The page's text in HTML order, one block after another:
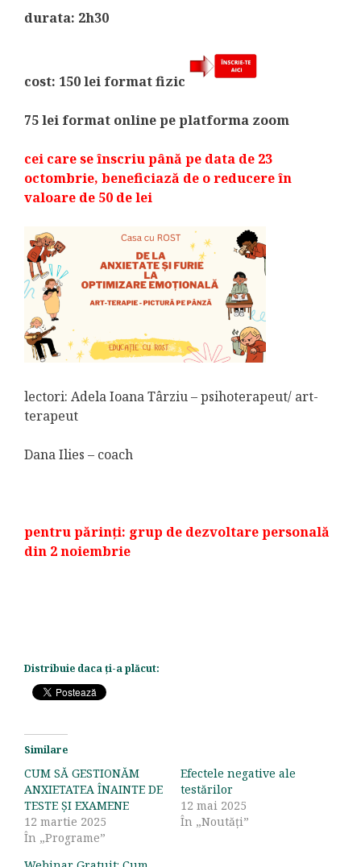
durata: 2h30
cost: 150 lei format fizic
75 lei format online pe platforma zoom
cei care se înscriu până pe data de 23
octombrie, beneficiază de o reducere în
valoare de 50 de lei
lectori: Adela Ioana Târziu – psihoterapeut/ art-
terapeut
Dana Ilies – coach
pentru părinți: grup de dezvoltare personală
din 2 noiembrie
Distribuie daca ți-a plăcut:
Similare
CUM SĂ GESTIONĂM
ANXIETATEA ÎNAINTE DE
TESTE ȘI EXAMENE
12 martie 2025
În „Programe”
Efectele negative ale
testărilor
12 mai 2025
În „Noutăți”